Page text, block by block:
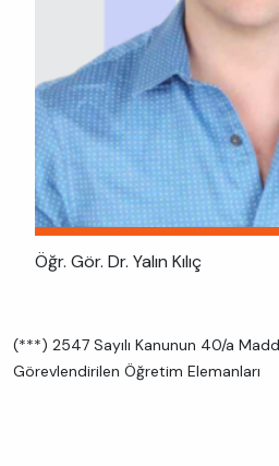
Öğr. Gör. Dr. Yalın Kılıç
(***) 2547 Sayılı Kanunun 40/a
Görevlendirilen Öğretim Elemanları